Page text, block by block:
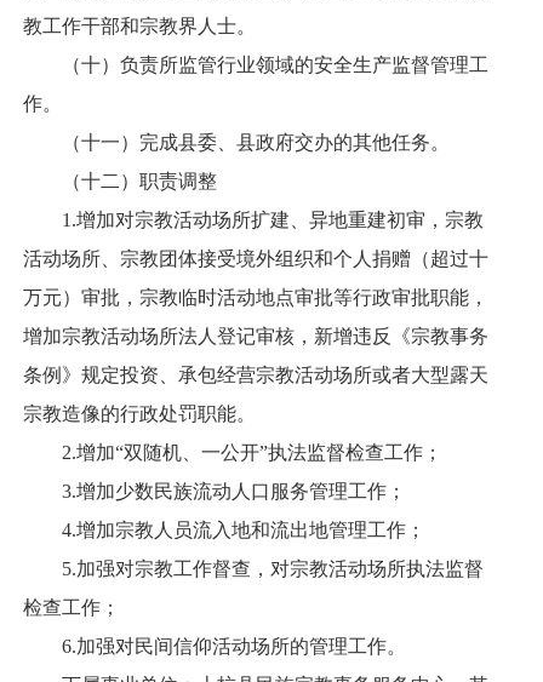
教工作干部和宗教界人士。
（十）负责所监管行业领域的安全生产监督管理工
作。
（十一）完成县委、县政府交办的其他任务。
（十二）职责调整
1.增加对宗教活动场所扩建、异地重建初审，宗教
活动场所、宗教团体接受境外组织和个人捐赠（超过十
万元）审批，宗教临时活动地点审批等行政审批职能，
增加宗教活动场所法人登记审核，新增违反《宗教事务
条例》规定投资、承包经营宗教活动场所或者大型露天
宗教造像的行政处罚职能。
2.增加“双随机、一公开”执法监督检查工作；
3.增加少数民族流动人口服务管理工作；
4.增加宗教人员流入地和流出地管理工作；
5.加强对宗教工作督查，对宗教活动场所执法监督
检查工作；
6.加强对民间信仰活动场所的管理工作。